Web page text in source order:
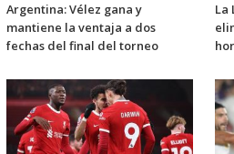
Argentina: Vélez gana y
mantiene la ventaja a dos
fechas del final del torneo
La